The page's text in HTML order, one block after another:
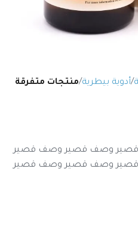
أدوية بيطرية منتجات متفرقة
وصف قصير وصف قصير
وصف قصير وصف قصير